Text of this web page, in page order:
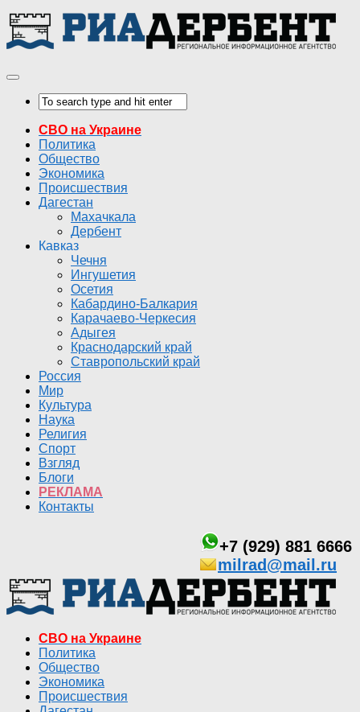
СВО на Украине
Политика
Общество
Экономика
Происшествия
Дагестан
Махачкала
Дербент
Кавказ
Чечня
Ингушетия
Осетия
Кабардино-Балкария
Карачаево-Черкесия
Адыгея
Краснодарский край
Ставропольский край
Россия
Мир
Культура
Наука
Религия
Спорт
Взгляд
Блоги
РЕКЛАМА
Контакты
+7 (929) 881 6666
milrad@mail.ru
СВО на Украине
Политика
Общество
Экономика
Происшествия